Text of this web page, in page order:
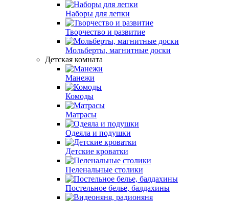
Наборы для лепки
Творчество и развитие
Мольберты, магнитные доски
Детская комната
Манежи
Комоды
Матрасы
Одеяла и подушки
Детские кроватки
Пеленальные столики
Постельное белье, балдахины